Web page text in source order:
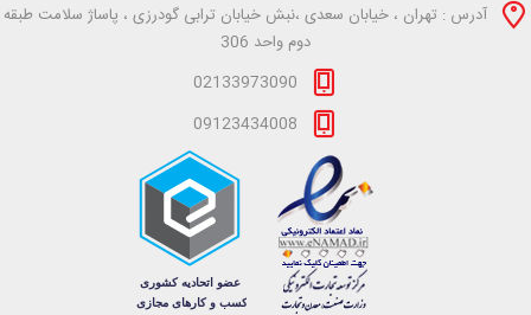
آدرس : تهران ، خیابان سعدی ،نبش خیابان ترابی گودرزی ، پاساژ سلامت طبقه
دوم واحد 306
02133973090
09123434008